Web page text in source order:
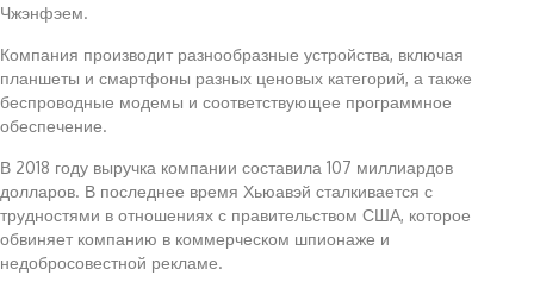
Чжэнфэем.
Компания производит разнообразные устройства, включая
планшеты и смартфоны разных ценовых категорий, а также
беспроводные модемы и соответствующее программное
обеспечение.
В 2018 году выручка компании составила 107 миллиардов
долларов. В последнее время Хьюавэй сталкивается с
трудностями в отношениях с правительством США, которое
обвиняет компанию в коммерческом шпионаже и
недобросовестной рекламе.